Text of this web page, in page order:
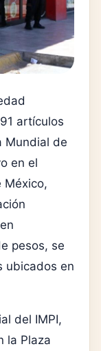
artículos
Mundial de
en el
México,
pesos, se
ubicados en
del IMPI,
la Plaza